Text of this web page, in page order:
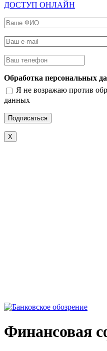
ДОСТУП ОНЛАЙН
Ваше ФИО
Ваш e-mail
Ваш телефон
Обработка персональных
Я не возражаю против
данных
X
Финансовая